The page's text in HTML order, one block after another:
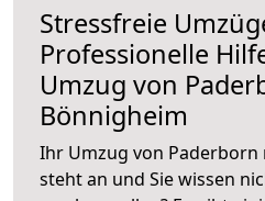
Stressfreie
Professionelle
Umzug von
Bönnigheim
Ihr Umzug von Paderborn
steht an und Sie wissen